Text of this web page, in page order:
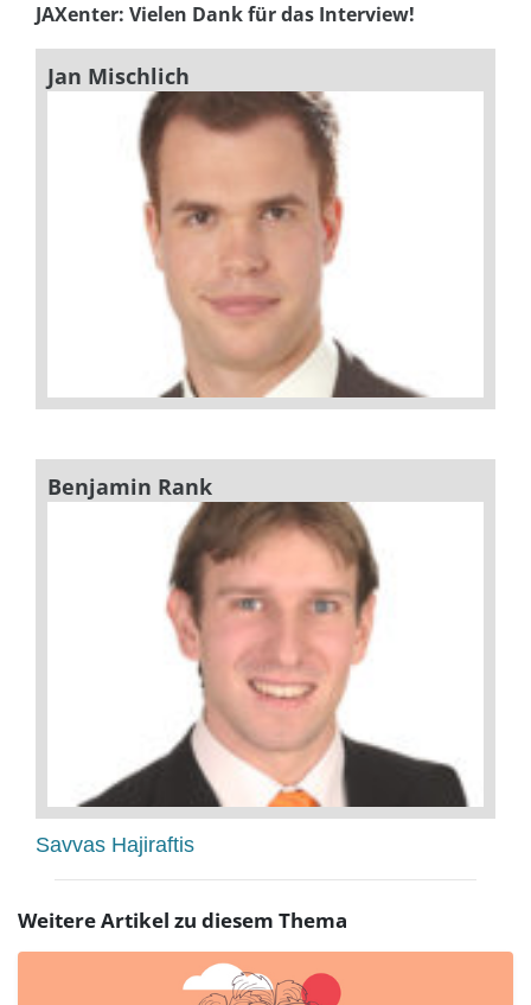
JAXenter: Vielen Dank für das Interview!
Jan Mischlich
Benjamin Rank
Savvas Hajiraftis
Weitere Artikel zu diesem Thema